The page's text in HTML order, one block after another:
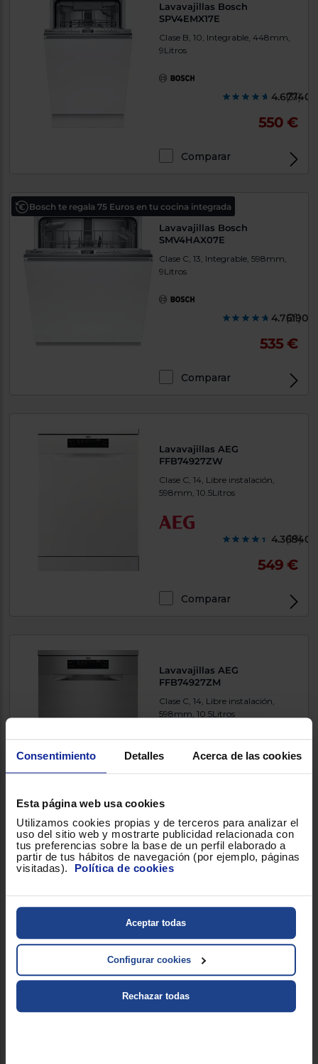
Consentimiento Detalles Acerca de las cookies
Esta página web usa cookies
Utilizamos cookies propias y de terceros para analizar el
uso del sitio web y mostrarte publicidad relacionada con
tus preferencias sobre la base de un perfil elaborado a
partir de tus hábitos de navegación (por ejemplo, páginas
visitadas). Política de cookies
Aceptar todas
Configurar cookies
Rechazar todas
Lavavajillas Bosch
SPV4EMX17E
Clase B, 10, Integrable, 448mm,
9Litros
(31)
550 €
Comparar
Bosch te regala 75 Euros en tu cocina integrada
Lavavajillas Bosch
SMV4HAX07E
Clase C, 13, Integrable, 598mm,
9Litros
(21)
535 €
Comparar
Lavavajillas AEG
FFB74927ZW
Clase C, 14, Libre instalación,
598mm, 10.5Litros
(19)
549 €
Comparar
Lavavajillas AEG
FFB74927ZM
Clase C, 14, Libre instalación,
598mm, 10.5Litros
(45)
Comparar
Clase A, 14, Integrable, 598mm
565 €